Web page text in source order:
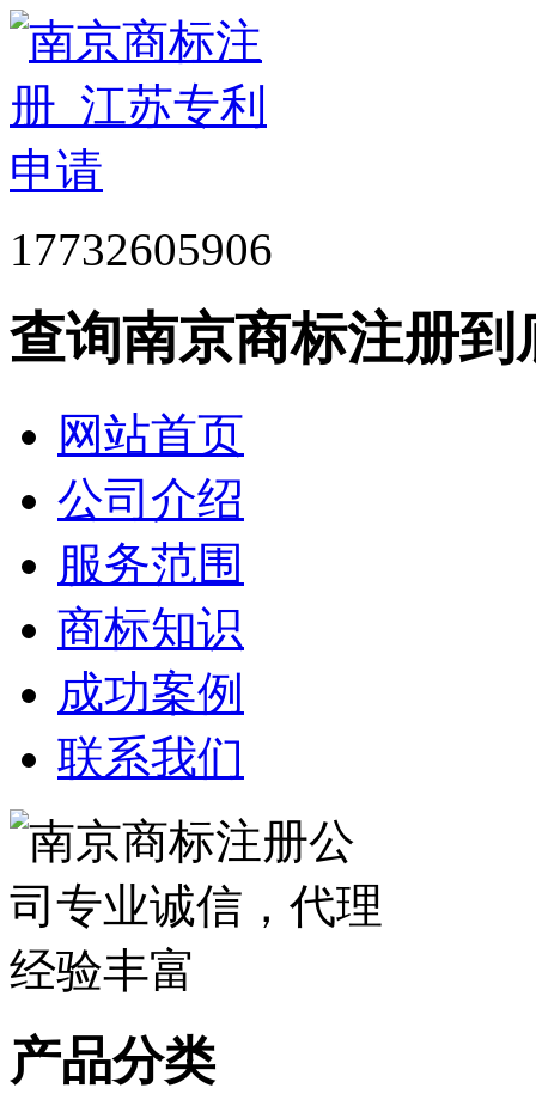
17732605906
查询南京商标注册到
网站首页
公司介绍
服务范围
商标知识
成功案例
联系我们
产品分类